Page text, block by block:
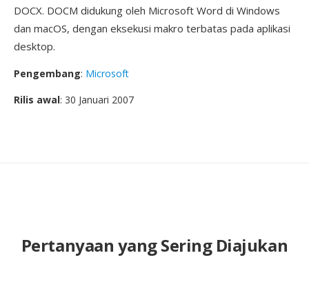
DOCX. DOCM didukung oleh Microsoft Word di Windows
dan macOS, dengan eksekusi makro terbatas pada aplikasi
desktop.
Pengembang: Microsoft
Rilis awal: 30 Januari 2007
Pertanyaan yang Sering Diajukan